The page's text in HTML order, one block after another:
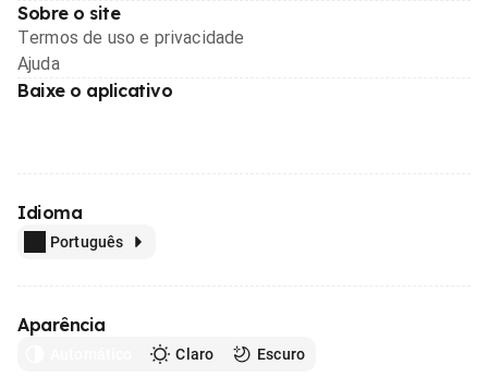
Sobre o site
Termos de uso e privacidade
Ajuda
Baixe o aplicativo
Idioma
Português
Aparência
Claro Escuro